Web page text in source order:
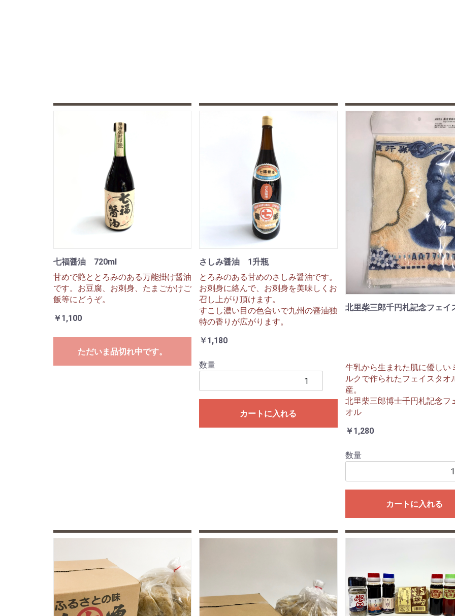
七福醤油 720ml
甘めで艶ととろみのある万能掛け醤油
です。お豆腐、お刺身、たまごかけご
飯等にどうぞ。
￥1,100
ただいま品切れ中です。
さしみ醤油 1升瓶
とろみのある甘めのさしみ醤油です。
お刺身に絡んで、お刺身を美味しくお
召し上がり頂けます。
すこし濃い目の色合いで九州の醤油独
特の香りが広がります。
￥1,180
数量
カートに入れる
北里柴三郎千円札記念フェイ
牛乳から生まれた肌に優しい
ルクで作られたフェイスタオ
産。
北里柴三郎博士千円札記念フ
オル
￥1,280
数量
カートに入れる